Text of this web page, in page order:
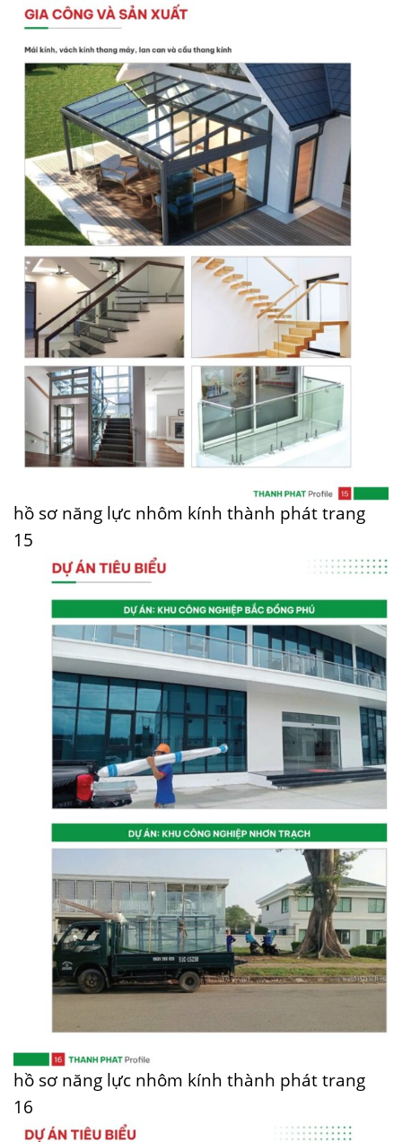
hồ sơ năng lực nhôm kính thành phát trang
15
hồ sơ năng lực nhôm kính thành phát trang
16